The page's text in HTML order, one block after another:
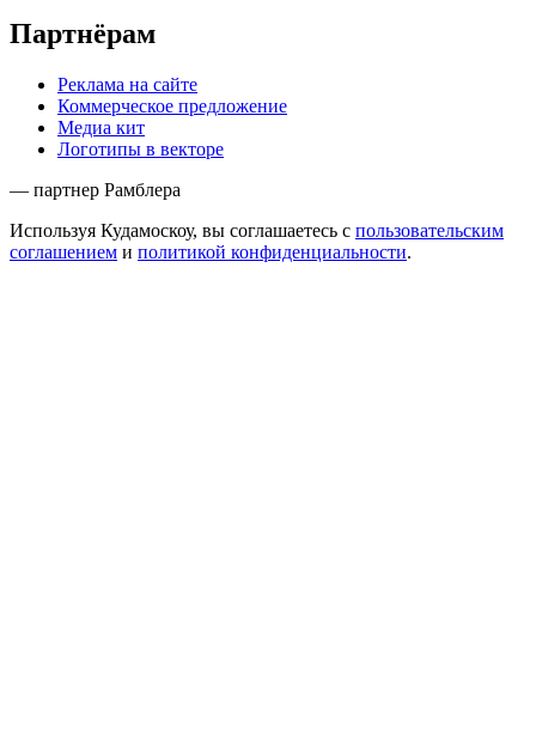
Партнёрам
Реклама на сайте
Коммерческое предложение
Медиа кит
Логотипы в векторе
— партнер Рамблера
Используя Кудамоскоу, вы соглашаетесь с пользовательским
соглашением и политикой конфиденциальности.